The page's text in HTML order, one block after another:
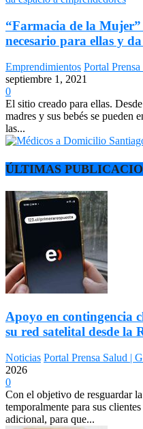
“Farmacia de la
necesario para ellas y
Emprendimientos Portal
septiembre 1, 2021
0
El sitio creado para ellas.
madres y sus bebés se pueden
las...
ÚLTIMAS
Apoyo en contingencia
su red satelital desde la
Noticias Portal Prensa Salud |
2026
0
Con el objetivo de resguardar
temporalmente para sus
adicional, para que...